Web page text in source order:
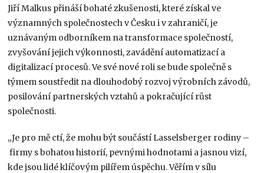
Jiří Malkus přináší bohaté zkušenosti, které získal ve
významných společnostech v Česku i v zahraničí, je
uznávaným odborníkem na transformace společností,
zvyšování jejich výkonnosti, zavádění automatizací a
digitalizací procesů. Ve své nové roli se bude společně s
týmem soustředit na dlouhodobý rozvoj výrobních závodů,
posilování partnerských vztahů a pokračující růst
společnosti.
„Je pro mě ctí, že mohu být součástí Lasselsberger rodiny –
firmy s bohatou historií, pevnými hodnotami a jasnou vizí,
kde jsou lidé klíčovým pilířem úspěchu. Věřím v sílu